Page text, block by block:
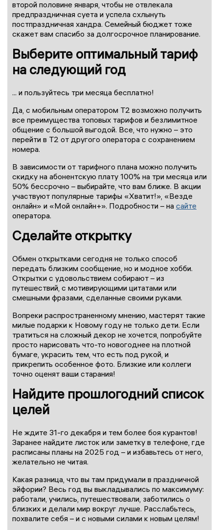
второй половине января, чтобы не отвлекала
предпраздничная суета и успела схлынуть
постпраздничная хандра. Семейный бюджет тоже
скажет вам спасибо за долгосрочное планирование.
Выберите оптимальный тариф
на следующий год
... и пользуйтесь три месяца бесплатно!
Да, с мобильным оператором T2 возможно получить
все преимущества топовых тарифов и безлимитное
общение с большой выгодой. Все, что нужно – это
перейти в Т2 от другого оператора с сохранением
номера.
В зависимости от тарифного плана можно получить
скидку на абонентскую плату 100% на три месяца или
50% бессрочно – выбирайте, что вам ближе. В акции
участвуют популярные тарифы «Хватит!», «Везде
онлайн» и «Мой онлайн+». Подробности – на сайте
оператора.
Сделайте открытку
Обмен открытками сегодня не только способ
передать близким сообщение, но и модное хобби.
Открытки с удовольствием собирают – из
путешествий, с мотивирующими цитатами или
смешными фразами, сделанные своими руками.
Вопреки распространенному мнению, мастерят такие
милые подарки к Новому году не только дети. Если
тратиться на сложный декор не хочется, попробуйте
просто нарисовать что-то новогоднее на плотной
бумаге, украсить тем, что есть под рукой, и
прикрепить особенное фото. Близкие или коллеги
точно оценят ваши старания!
Найдите прошлогодний список
целей
Не ждите 31-го декабря и тем более боя курантов!
Заранее найдите листок или заметку в телефоне, где
расписаны планы на 2025 год – и избавьтесь от него,
желательно не читая.
Какая разница, что вы там придумали в праздничной
эйфории? Весь год вы выкладывались по максимуму:
работали, учились, путешествовали, заботились о
близких и делали мир вокруг лучше. Расслабьтесь,
похвалите себя – и с новыми силами к новым целям!